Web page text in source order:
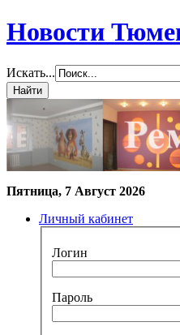
Новости
Искать...
Пятница, 7 Август 2026
Личный кабинет
Логин
Пароль